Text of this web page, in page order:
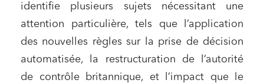
identifie plusieurs sujets nécessitant une
attention particulière, tels que l’application
des nouvelles règles sur la prise de décision
automatisée, la restructuration de l’autorité
de contrôle britannique, et l’impact que le
Relations commerciales et contrats
Associations et acteurs de l’économie sociale et
solidaire